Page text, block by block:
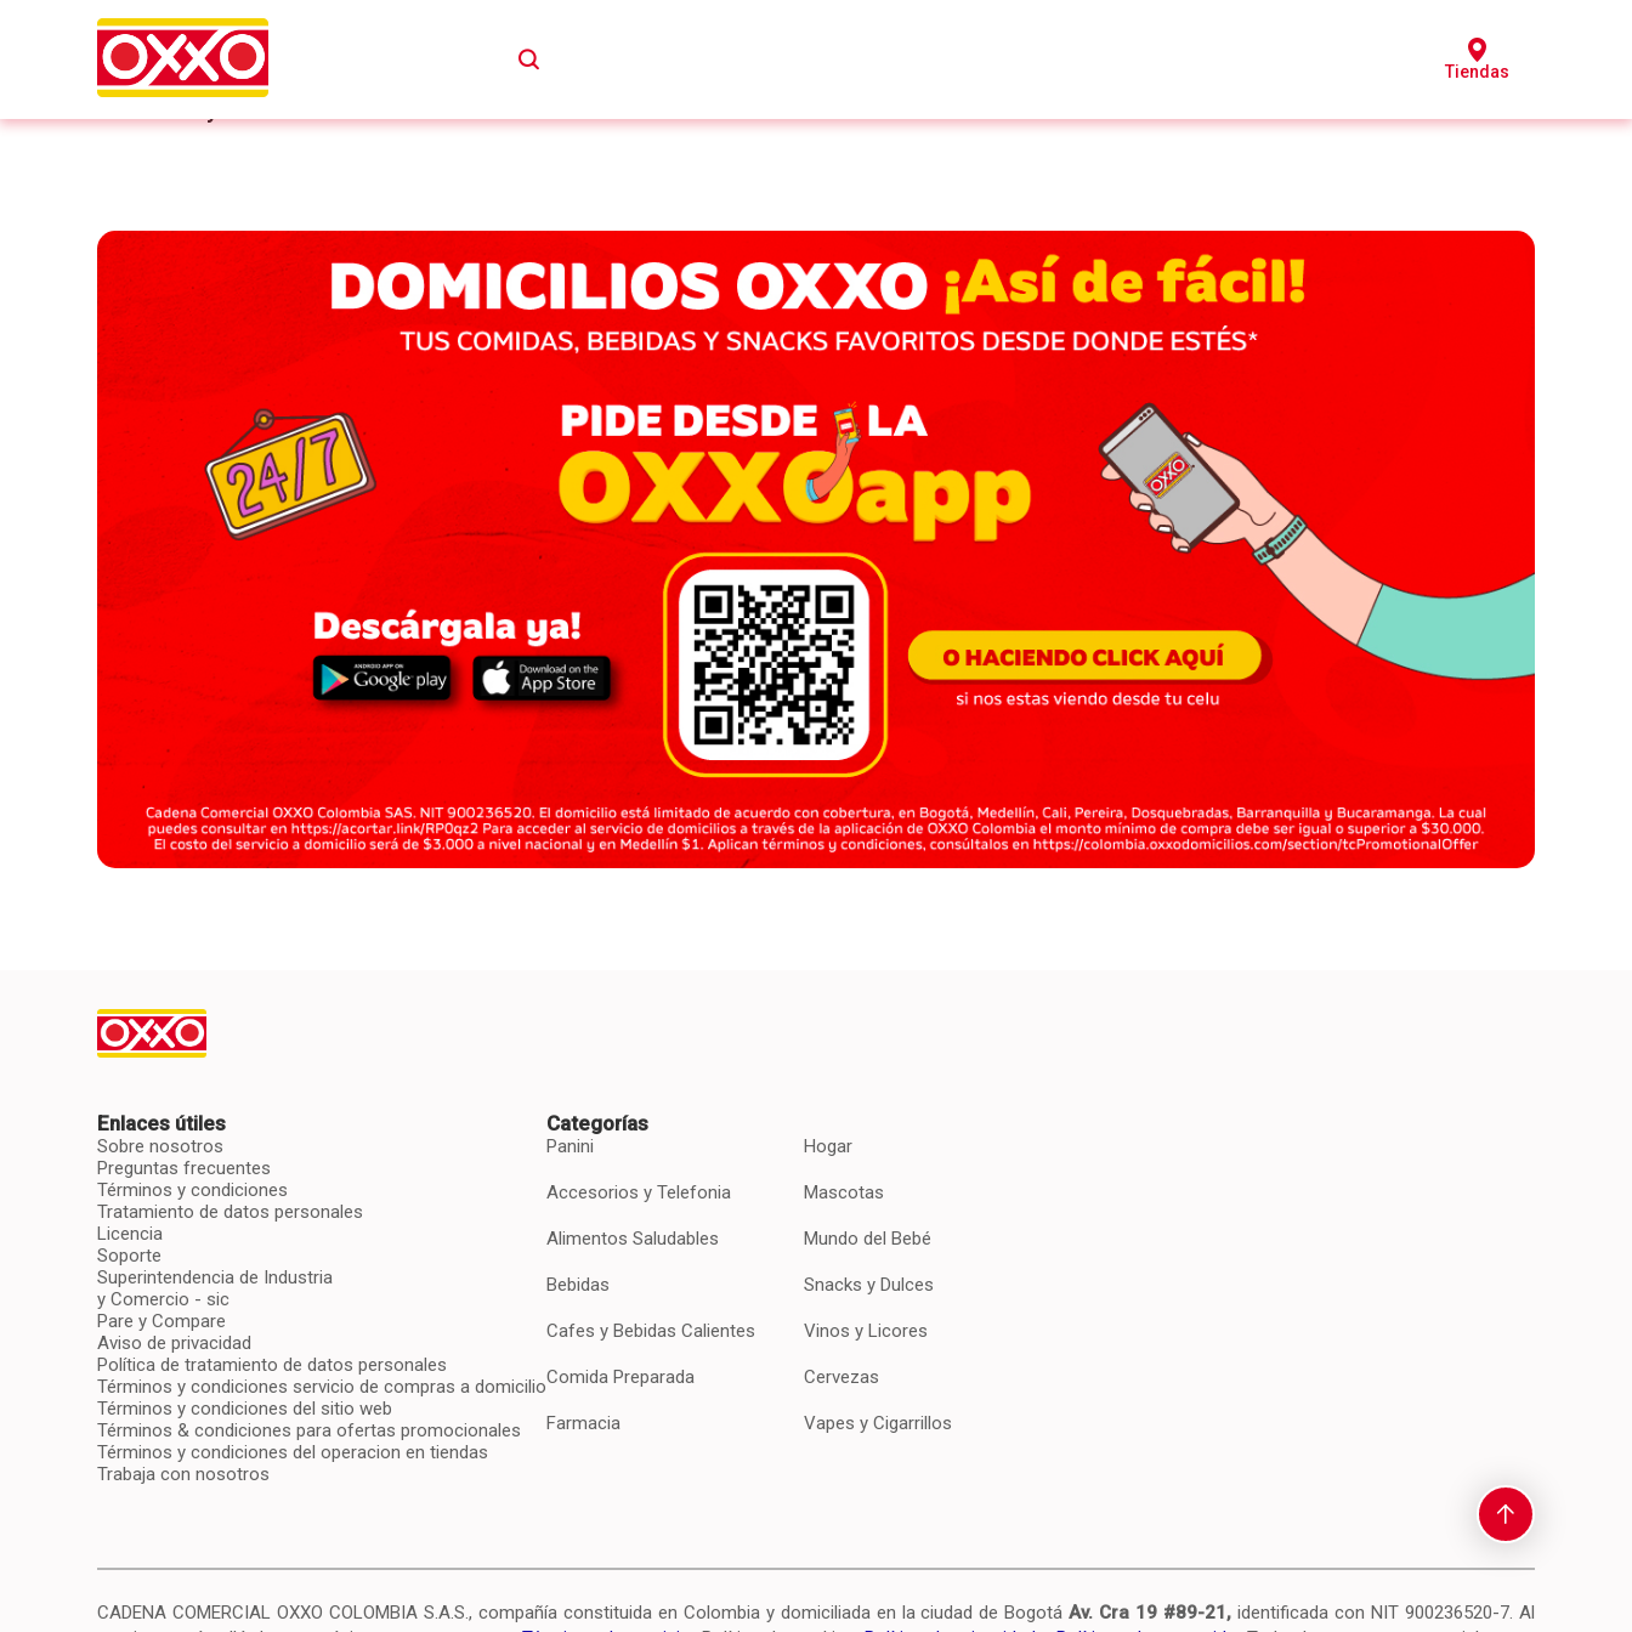
Tiendas
Enlaces útiles
Sobre nosotros
Preguntas frecuentes
Términos y condiciones
Tratamiento de datos personales
Licencia
Soporte
Superintendencia de Industria
y Comercio - sic
Pare y Compare
Aviso de privacidad
Política de tratamiento de datos personales
Términos y condiciones servicio de compras a domicilio
Términos y condiciones del sitio web
Términos & condiciones para ofertas promocionales
Términos y condiciones del operacion en tiendas
Trabaja con nosotros
Categorías
Panini
Accesorios y Telefonia
Alimentos Saludables
Bebidas
Cafes y Bebidas Calientes
Comida Preparada
Farmacia
Hogar
Mascotas
Mundo del Bebé
Snacks y Dulces
Vinos y Licores
Cervezas
Vapes y Cigarrillos
CADENA COMERCIAL OXXO COLOMBIA S.A.S., compañía constituida en Colombia y domiciliada en la ciudad de BogotáAv. Cra 19 #89-21,identificada con NIT 900236520-7.Al